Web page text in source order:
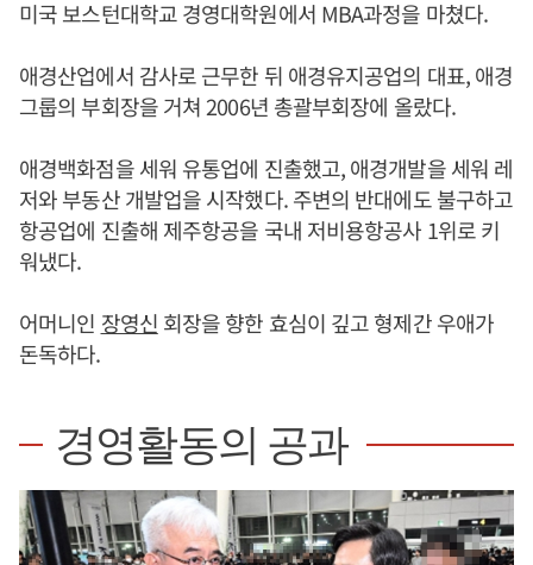
미국 보스턴대학교 경영대학원에서 MBA과정을 마쳤다.
애경산업에서 감사로 근무한 뒤 애경유지공업의 대표, 애경
그룹의 부회장을 거쳐 2006년 총괄부회장에 올랐다.
애경백화점을 세워 유통업에 진출했고, 애경개발을 세워 레
저와 부동산 개발업을 시작했다. 주변의 반대에도 불구하고
항공업에 진출해 제주항공을 국내 저비용항공사 1위로 키
워냈다.
어머니인 장영신 회장을 향한 효심이 깊고 형제간 우애가
돈독하다.
경영활동의 공과